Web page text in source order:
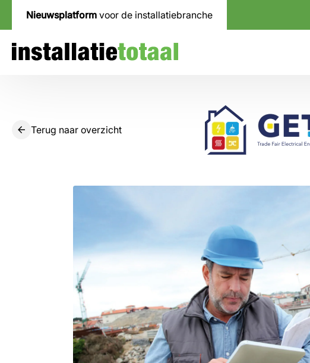
Nieuwsplatform voor de installatiebranche
Terug naar overzicht